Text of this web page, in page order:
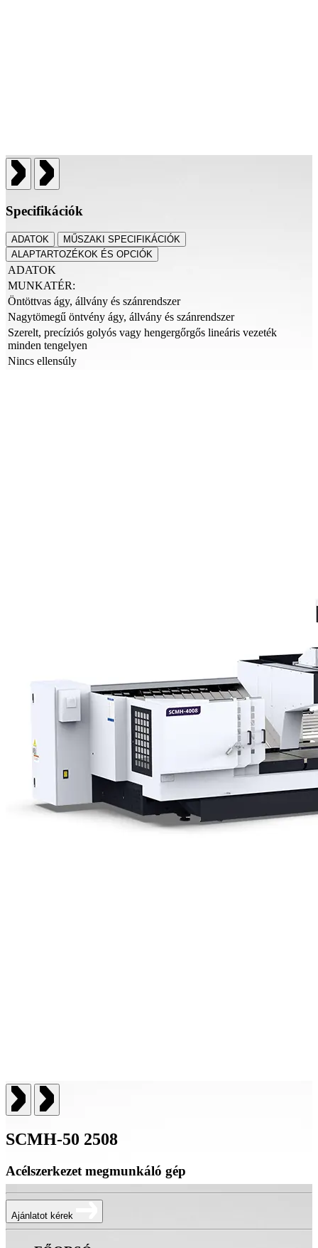
Specifikációk
ADATOK
MŰSZAKI SPECIFIKÁCIÓK
ALAPTARTOZÉKOK ÉS OPCIÓK
ADATOK
MUNKATÉR:
Öntöttvas ágy, állvány és szánrendszer
Nagytömegű öntvény ágy, állvány és szánrendszer
Szerelt, precíziós golyós vagy hengergőrgős lineáris vezeték
minden tengelyen
Nincs ellensúly
SCMH-50 2508
Acélszerkezet megmunkáló gép
Ajánlatot kérek